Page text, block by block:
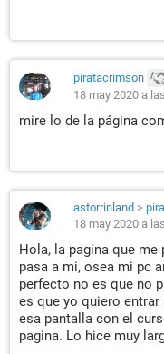
piratacrimson
18 may 2020 a
mire lo de la página
astorrinland >
18 may 2020 a
Hola, la pagina que
pasa a mi, osea mi pc
perfecto no es que no
es que yo quiero entrar
esa pantalla con el
pagina. Lo hice muy